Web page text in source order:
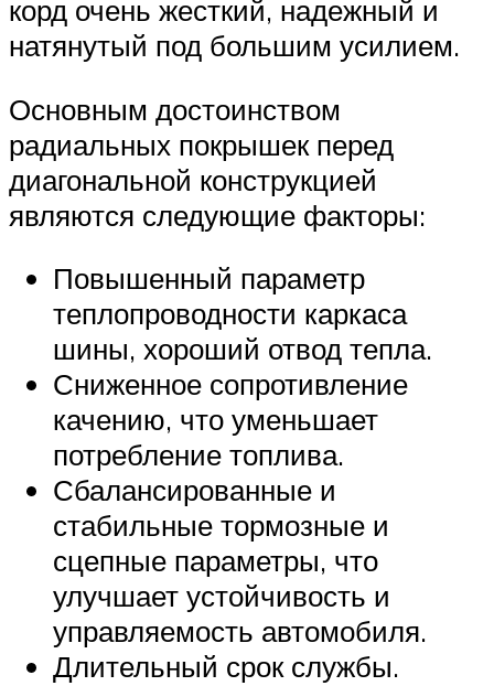
корд очень жесткий, надежный и
натянутый под большим усилием.
Основным достоинством
радиальных покрышек перед
диагональной конструкцией
являются следующие факторы:
Повышенный параметр
теплопроводности каркаса
шины, хороший отвод тепла.
Сниженное сопротивление
качению, что уменьшает
потребление топлива.
Сбалансированные и
стабильные тормозные и
сцепные параметры, что
улучшает устойчивость и
управляемость автомобиля.
Длительный срок службы.